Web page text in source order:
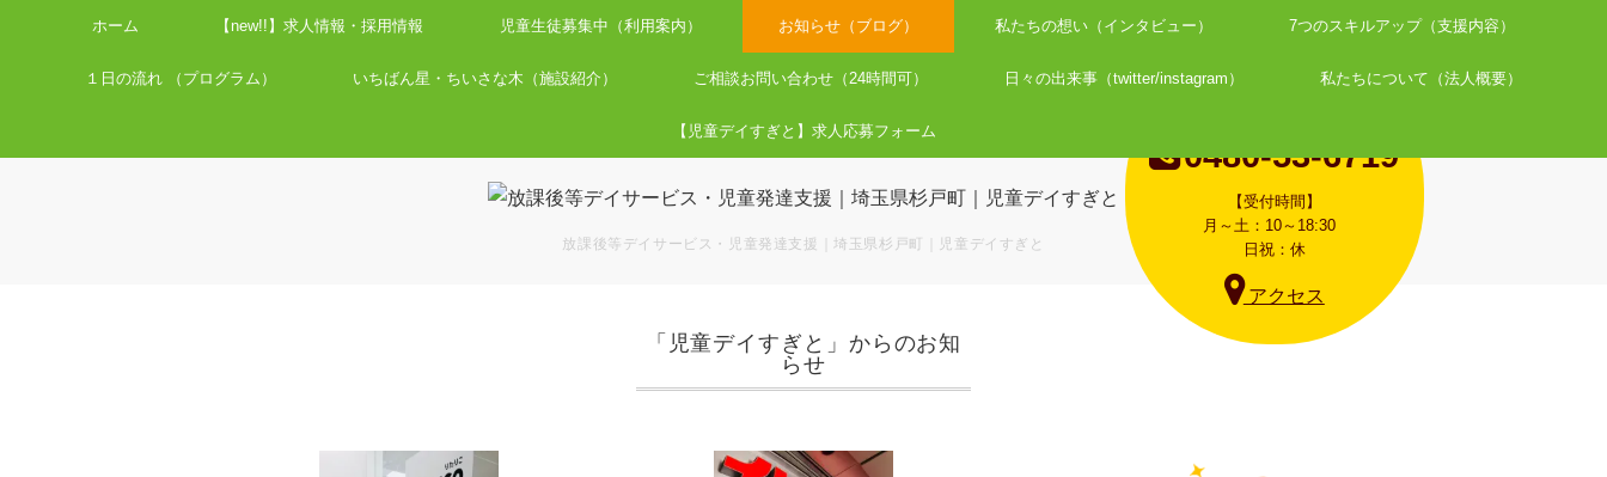
ホーム 【new!!】求人情報・採用情報 児童生徒募集中（利用案内） お知らせ（ブログ） 私たちの想い（インタビュー） 7つのスキルアップ（支援内容）
１日の流れ （プログラム） いちばん星・ちいさな木（施設紹介） ご相談お問い合わせ（24時間可） 日々の出来事（twitter/instagram） 私たちについて（法人概要）
【児童デイすぎと】求人応募フォーム
放課後等デイサービス・児童発達支援｜埼玉県杉戸町｜児童デイすぎと
0480-53-6719
【受付時間】
月～土：10～18:30
日祝：休
アクセス
「児童デイすぎと」からのお知
らせ